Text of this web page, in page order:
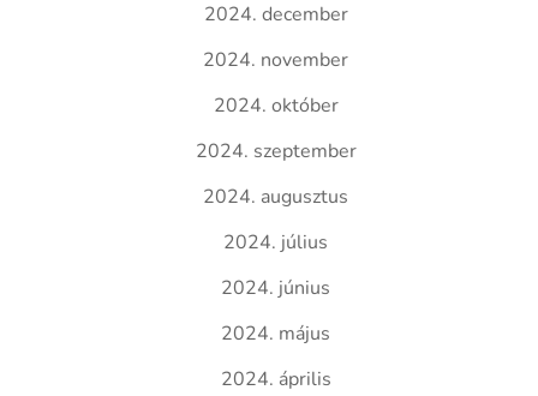
2024. december
2024. november
2024. október
2024. szeptember
2024. augusztus
2024. július
2024. június
2024. május
2024. április